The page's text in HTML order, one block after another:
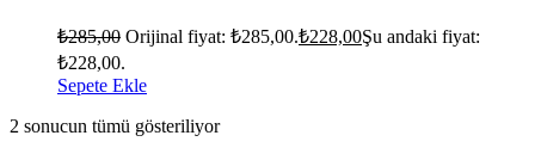
₺285,00 Orijinal fiyat: ₺285,00.₺228,00Şu andaki fiyat:
₺228,00.
Sepete Ekle
2 sonucun tümü gösteriliyor